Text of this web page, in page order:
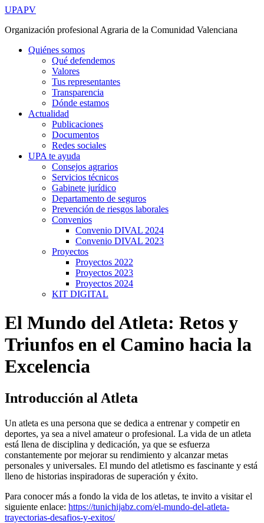
Ir
contenido
UPAPV
Organización profesional Agraria de la Comunidad Valenciana
Quiénes somos
Qué defendemos
Valores
Tus representantes
Transparencia
Dónde estamos
Actualidad
Publicaciones
Documentos
Redes sociales
UPA te ayuda
Consejos agrarios
Servicios técnicos
Gabinete jurídico
Departamento de seguros
Prevención de riesgos laborales
Convenios
Convenio DIVAL 2024
Convenio DIVAL 2023
Proyectos
Proyectos 2022
Proyectos 2023
Proyectos 2024
KIT DIGITAL
El Mundo del Atleta: Retos y
Triunfos en el Camino hacia la
Excelencia
Introducción al Atleta
Un atleta es una persona que se dedica a entrenar y competir en
deportes, ya sea a nivel amateur o profesional. La vida de un atleta
está llena de disciplina y dedicación, ya que se esfuerza
constantemente por mejorar su rendimiento y alcanzar metas
personales y universales. El mundo del atletismo es fascinante y está
lleno de historias inspiradoras de superación y éxito.
Para conocer más a fondo la vida de los atletas, te invito a visitar el
siguiente enlace: https://tunichijabz.com/el-mundo-del-atleta-
trayectorias-desafios-y-exitos/